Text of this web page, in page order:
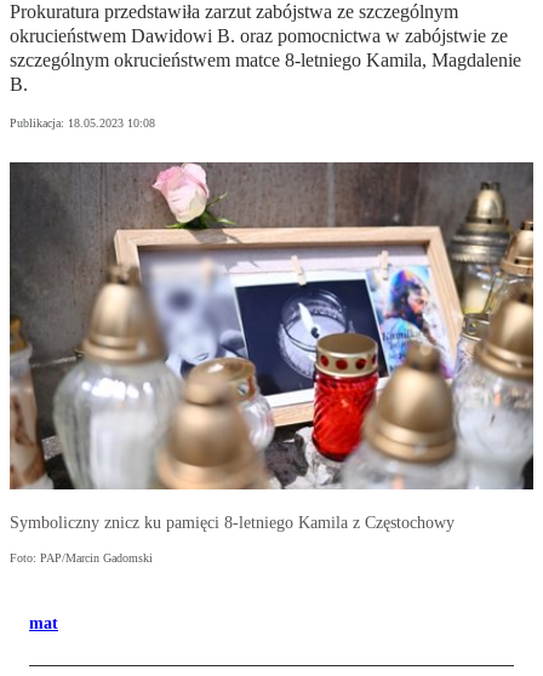
Prokuratura przedstawiła zarzut zabójstwa ze szczególnym
okrucieństwem Dawidowi B. oraz pomocnictwa w zabójstwie ze
szczególnym okrucieństwem matce 8-letniego Kamila, Magdalenie
B.
Publikacja: 18.05.2023 10:08
Symboliczny znicz ku pamięci 8-letniego Kamila z Częstochowy
Foto: PAP/Marcin Gadomski
mat